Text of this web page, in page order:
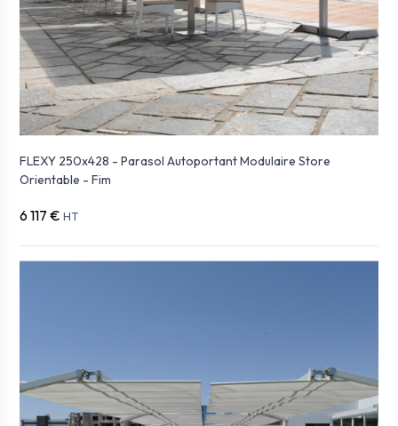
FLEXY 250x428 - Parasol Autoportant Modulaire Store
Orientable - Fim
6 117 € HT